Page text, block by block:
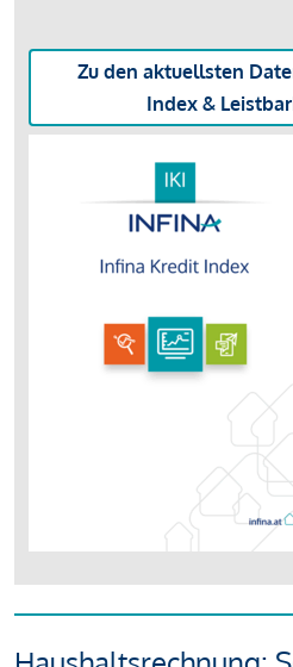
Zu den aktuellsten
Index &